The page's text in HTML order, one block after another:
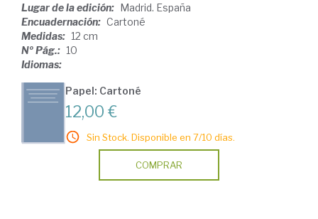
Lugar de la edición: Madrid. España
Encuadernación: Cartoné
Medidas: 12 cm
Nº Pág.: 10
Idiomas:
Papel: Cartoné
12,00 €
Sin Stock. Disponible en 7/10 días.
COMPRAR